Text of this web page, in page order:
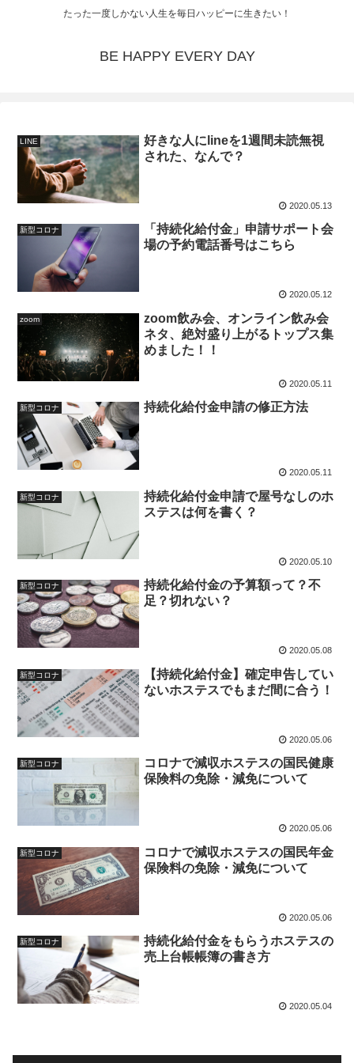
たった一度しかない人生を毎日ハッピーに生きたい！
BE HAPPY EVERY DAY
LINE
好きな人にlineを1週間未読無視
された、なんで？
2020.05.13
新型コロナ
「持続化給付金」申請サポート会
場の予約電話番号はこちら
2020.05.12
zoom
zoom飲み会、オンライン飲み会
ネタ、絶対盛り上がるトップス集
めました！！
2020.05.11
新型コロナ 持続化給付金申請の修正方法
2020.05.11
新型コロナ
持続化給付金申請で屋号なしのホ
ステスは何を書く？
2020.05.10
新型コロナ
持続化給付金の予算額って？不
足？切れない？
2020.05.08
新型コロナ
【持続化給付金】確定申告してい
ないホステスでもまだ間に合う！
2020.05.06
新型コロナ
コロナで減収ホステスの国民健康
保険料の免除・減免について
2020.05.06
新型コロナ
コロナで減収ホステスの国民年金
保険料の免除・減免について
2020.05.06
新型コロナ
持続化給付金をもらうホステスの
売上台帳帳簿の書き方
2020.05.04